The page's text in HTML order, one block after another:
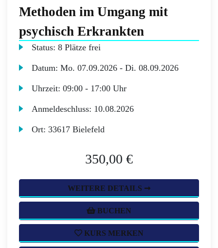
Methoden im Umgang mit
psychisch Erkrankten
Status:8 Plätze frei
Datum:Mo. 07.09.2026 -Di. 08.09.2026
Uhrzeit:09:00 - 17:00 Uhr
Anmeldeschluss: 10.08.2026
Ort:33617 Bielefeld
350,00 €
WEITERE DETAILS ➞
BUCHEN
KURS MERKEN